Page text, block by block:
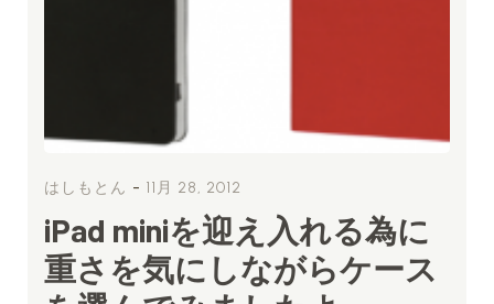
はしもとん - 11月 28, 2012
iPad miniを迎え入れる為に
重さを気にしながらケース